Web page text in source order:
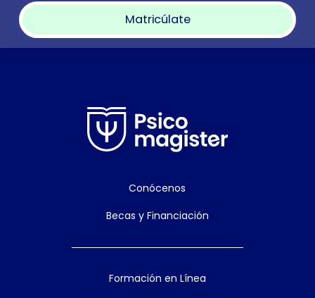
Matricúlate
Conócenos
Becas y Financiación
Formación en Línea